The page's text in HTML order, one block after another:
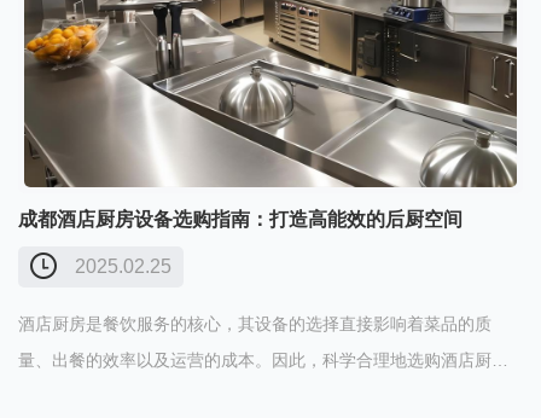
成都酒店厨房设备选购指南：打造高能效的后厨空间
2025.02.25
酒店厨房是餐饮服务的核心，其设备的选择直接影响着菜品的质
量、出餐的效率以及运营的成本。因此，科学合理地选购酒店厨房